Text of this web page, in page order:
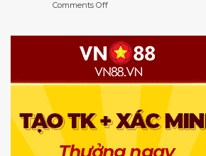
Đáng
Chú
Ý
ĐT
Đối
Mặt
Nguy
Cơ
Comments Offon
Trước
Trận:
Việt
Nam
vs
Singapore
ASEAN
2026